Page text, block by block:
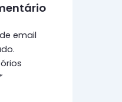
email
*